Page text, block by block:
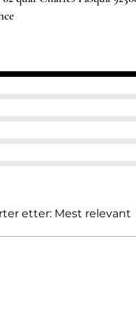
etter: Mest relevant